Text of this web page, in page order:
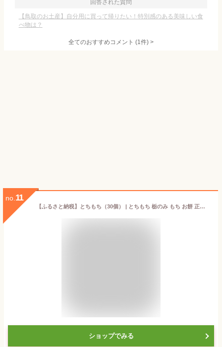
回答された質問
【鳥取のお土産】自分用に買って帰りたい！特別感のある美味しい食
べ物は？
全てのおすすめコメント (1件) >
no. 11
【ふるさと納税】とちもち（30個） | とちもち 栃のみ もち お餅 正月 食品 人気 おすすめ 鳥取県 三朝町
ショップでみる